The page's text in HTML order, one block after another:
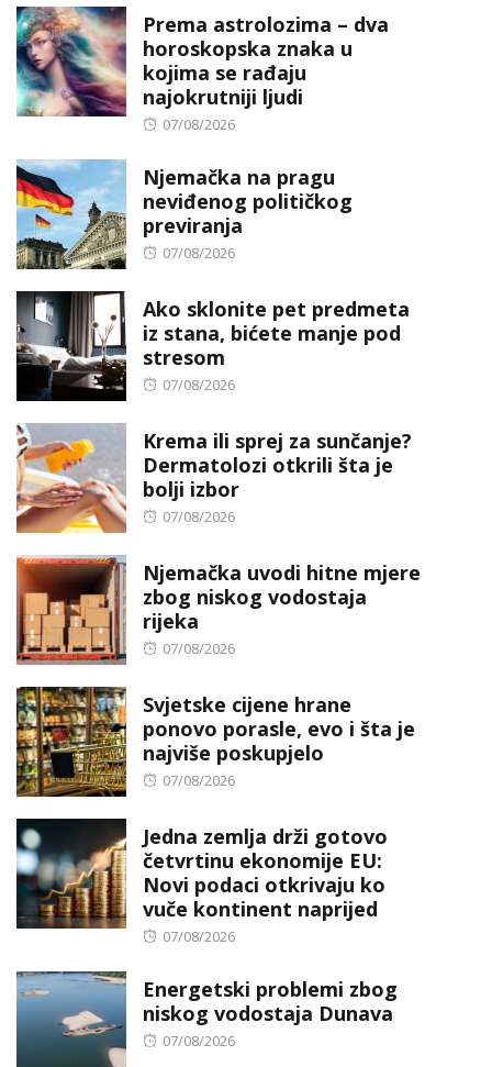
Prema astrolozima – dva
horoskopska znaka u
kojima se rađaju
najokrutniji ljudi
Posted
07/08/2026
Njemačka na pragu
neviđenog političkog
previranja
Posted
07/08/2026
Ako sklonite pet predmeta
iz stana, bićete manje pod
stresom
Posted
07/08/2026
Krema ili sprej za sunčanje?
Dermatolozi otkrili šta je
bolji izbor
Posted
07/08/2026
Njemačka uvodi hitne mjere
zbog niskog vodostaja
rijeka
Posted
07/08/2026
Svjetske cijene hrane
ponovo porasle, evo i šta je
najviše poskupjelo
Posted
07/08/2026
Jedna zemlja drži gotovo
četvrtinu ekonomije EU:
Novi podaci otkrivaju ko
vuče kontinent naprijed
Posted
07/08/2026
Energetski problemi zbog
niskog vodostaja Dunava
Posted
07/08/2026